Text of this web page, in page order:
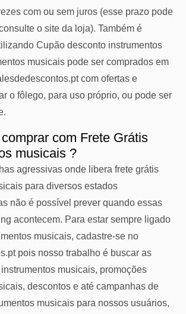
com ou sem juros (esse prazo pode
o site da loja). Também é
Cupão desconto instrumentos
musicais pode ser comprados em
com ofertas e
o fôlego, para uso próprio, ou pode ser
com Frete Grátis
musicais ?
agressivas onde libera frete grátis
para diversos estados
não é possível prever quando essas
acontecem. Para estar sempre ligado
musicais, cadastre-se no
pois nosso trabalho é buscar as
musicais, promoções
descontos e até campanhas de
musicais para nossos usuários,